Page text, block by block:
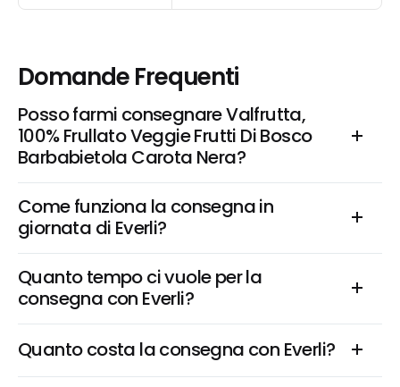
Domande Frequenti
Posso farmi consegnare Valfrutta,
100% Frullato Veggie Frutti Di Bosco
Barbabietola Carota Nera?
Come funziona la consegna in
giornata di Everli?
Quanto tempo ci vuole per la
consegna con Everli?
Quanto costa la consegna con Everli?